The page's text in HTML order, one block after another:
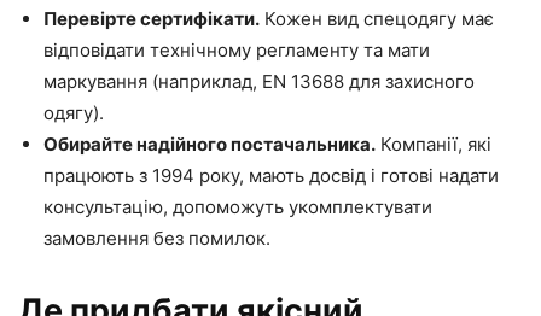
Перевірте сертифікати. Кожен вид спецодягу має
відповідати технічному регламенту та мати
маркування (наприклад, EN 13688 для захисного
одягу).
Обирайте надійного постачальника. Компанії, які
працюють з 1994 року, мають досвід і готові надати
консультацію, допоможуть укомплектувати
замовлення без помилок.